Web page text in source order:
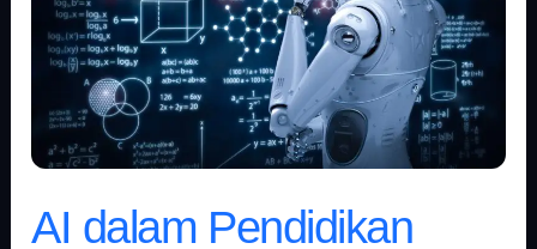
AI dalam Pendidikan
Pembelajaran
Personal
Masa
Depan